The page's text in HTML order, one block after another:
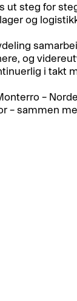
ut steg for
og
og
i takt
–
– sammen